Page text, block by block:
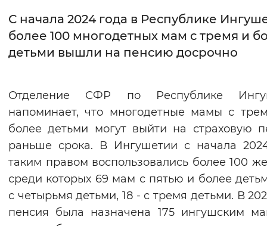
Интервал между буквами
Цвет сайта
Монохромный Инверсивный
Синий фон
Изображения
Включены Выключены
С начала 2024 года в Республике
более 100 многодетных мам с тремя и
детьми вышли на пенсию досрочно
Отделение СФР по Республике
напоминает, что многодетные мамы с
более детьми могут выйти на страховую
раньше срока. В Ингушетии с начала
таким правом воспользовались более 100
среди которых 69 мам с пятью и более
с четырьмя детьми, 18 - с тремя детьми. В
пенсия была назначена 175 ингушским